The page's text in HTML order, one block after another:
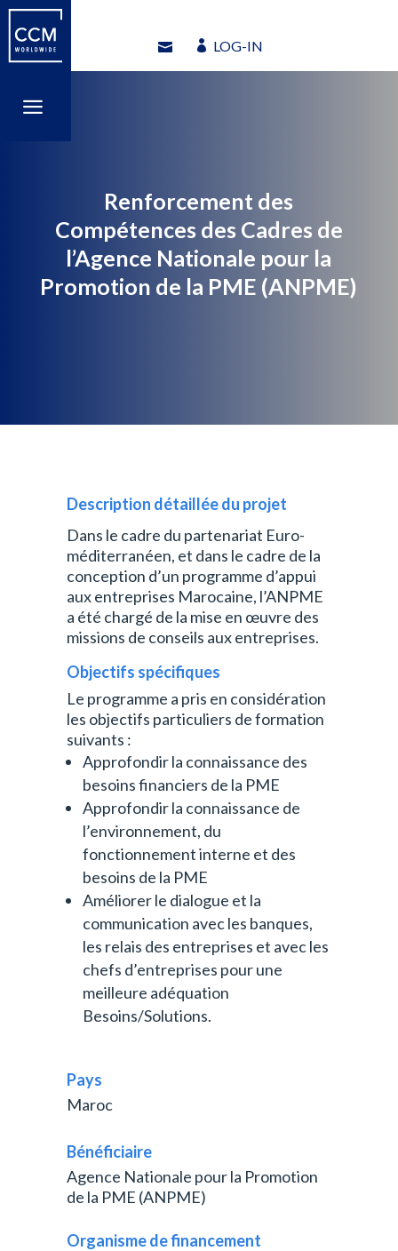
a
LOG-IN
a
LOG-IN
Renforcement des
Compétences des Cadres de
l’Agence Nationale pour la
Promotion de la PME (ANPME)
Description détaillée du projet
Dans le cadre du partenariat Euro-
méditerranéen, et dans le cadre de la
conception d’un programme d’appui
aux entreprises Marocaine, l’ANPME
a été chargé de la mise en œuvre des
missions de conseils aux entreprises.
Objectifs spécifiques
Le programme a pris en considération
les objectifs particuliers de formation
suivants :
Approfondir la connaissance des
besoins financiers de la PME
Approfondir la connaissance de
l’environnement, du
fonctionnement interne et des
besoins de la PME
Améliorer le dialogue et la
communication avec les banques,
les relais des entreprises et avec les
chefs d’entreprises pour une
meilleure adéquation
Besoins/Solutions.
Pays
Maroc
Bénéficiaire
Agence Nationale pour la Promotion
de la PME (ANPME)
Organisme de financement